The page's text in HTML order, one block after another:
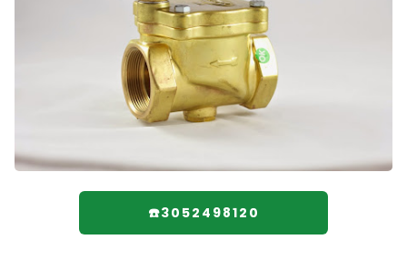
☎️3052498120